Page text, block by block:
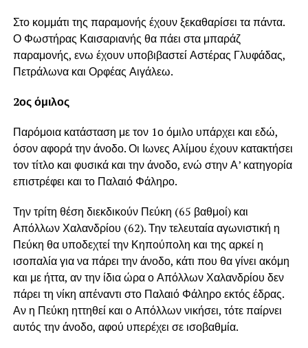
Στο κομμάτι της παραμονής έχουν ξεκαθαρίσει τα πάντα.
Ο Φωστήρας Καισαριανής θα πάει στα μπαράζ
παραμονής, ενω έχουν υποβιβαστεί Αστέρας Γλυφάδας,
Πετράλωνα και Ορφέας Αιγάλεω.
2ος όμιλος
Παρόμοια κατάσταση με τον 1ο όμιλο υπάρχει και εδώ,
όσον αφορά την άνοδο. Οι Ιωνες Αλίμου έχουν κατακτήσει
τον τίτλο και φυσικά και την άνοδο, ενώ στην Α’ κατηγορία
επιστρέφει και το Παλαιό Φάληρο.
Την τρίτη θέση διεκδικούν Πεύκη (65 βαθμοί) και
Απόλλων Χαλανδρίου (62). Την τελευταία αγωνιστική η
Πεύκη θα υποδεχτεί την Κηπούπολη και της αρκεί η
ισοπαλία για να πάρει την άνοδο, κάτι που θα γίνει ακόμη
και με ήττα, αν την ίδια ώρα ο Απόλλων Χαλανδρίου δεν
πάρει τη νίκη απέναντι στο Παλαιό Φάληρο εκτός έδρας.
Αν η Πεύκη ηττηθεί και ο Απόλλων νικήσει, τότε παίρνει
αυτός την άνοδο, αφού υπερέχει σε ισοβαθμία.